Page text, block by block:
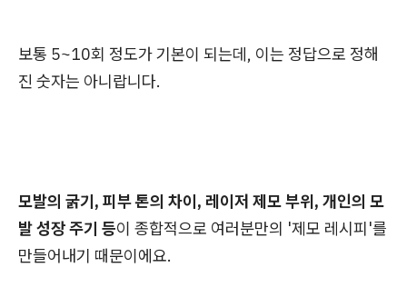
보통 5~10회 정도가 기본이 되는데, 이는 정답으로 정해
진 숫자는 아니랍니다.
모발의 굵기, 피부 톤의 차이, 레이저 제모 부위, 개인의 모
발 성장 주기 등이 종합적으로 여러분만의 '제모 레시피'를
만들어내기 때문이에요.